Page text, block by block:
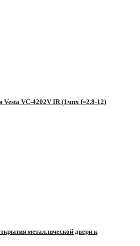
Vesta VC-4202V IR (1мпх f=2.8-12)
металлической двери к